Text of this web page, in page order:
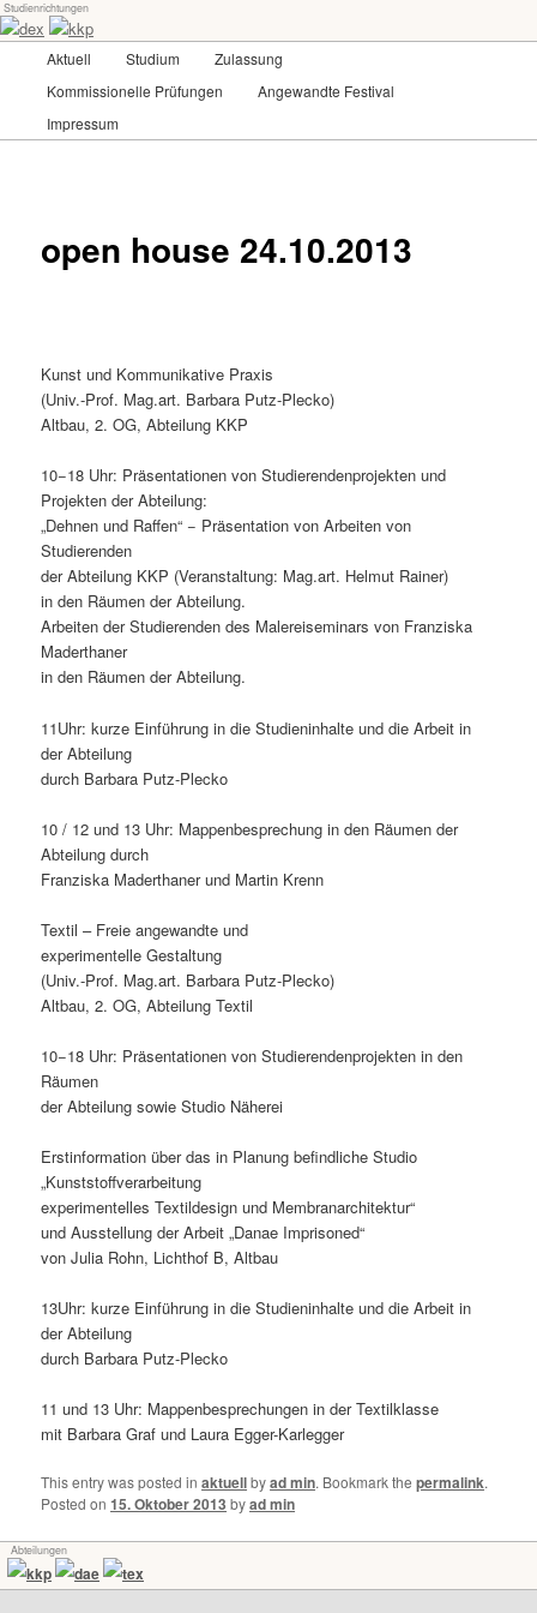
Skip
to
primary
contentdex-kkp
Universität für angewandte Kunst Wien
Studienrichtungen
Aktuell Studium
Zulassung
Kommissionelle Prüfungen
Angewandte Festival
Impressum
open house 24.10.2013
Kunst und Kommunikative Praxis
(Univ.-Prof. Mag.art. Barbara Putz-Plecko)
Altbau, 2. OG, Abteilung KKP
10−18 Uhr: Präsentationen von Studierendenprojekten und
Projekten der Abteilung:
„Dehnen und Raffen“ − Präsentation von Arbeiten von
Studierenden
der Abteilung KKP (Veranstaltung: Mag.art. Helmut Rainer)
in den Räumen der Abteilung.
Arbeiten der Studierenden des Malereiseminars von Franziska
Maderthaner
in den Räumen der Abteilung.
11Uhr: kurze Einführung in die Studieninhalte und die Arbeit in
der Abteilung
durch Barbara Putz-Plecko
10 / 12 und 13 Uhr: Mappenbesprechung in den Räumen der
Abteilung durch
Franziska Maderthaner und Martin Krenn
Textil – Freie angewandte und
experimentelle Gestaltung
(Univ.-Prof. Mag.art. Barbara Putz-Plecko)
Altbau, 2. OG, Abteilung Textil
10−18 Uhr: Präsentationen von Studierendenprojekten in den
Räumen
der Abteilung sowie Studio Näherei
Erstinformation über das in Planung befindliche Studio
„Kunststoffverarbeitung
experimentelles Textildesign und Membranarchitektur“
und Ausstellung der Arbeit „Danae Imprisoned“
von Julia Rohn, Lichthof B, Altbau
13Uhr: kurze Einführung in die Studieninhalte und die Arbeit in
der Abteilung
durch Barbara Putz-Plecko
11 und 13 Uhr: Mappenbesprechungen in der Textilklasse
mit Barbara Graf und Laura Egger-Karlegger
This entry was posted inaktuellbyad min. Bookmark thepermalink.
Posted on15. Oktober 2013 byad min
Abteilungen